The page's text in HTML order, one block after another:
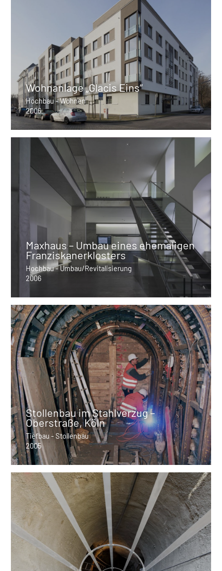
Wohnanlage „Glacis Eins“
Hochbau - Wohnen
2006
Maxhaus – Umbau eines ehemaligen
Franziskanerklosters
Hochbau - Umbau/Revitalisierung
2006
Stollenbau im Stahlverzug –
Oberstraße, Köln
Tiefbau - Stollenbau
2005